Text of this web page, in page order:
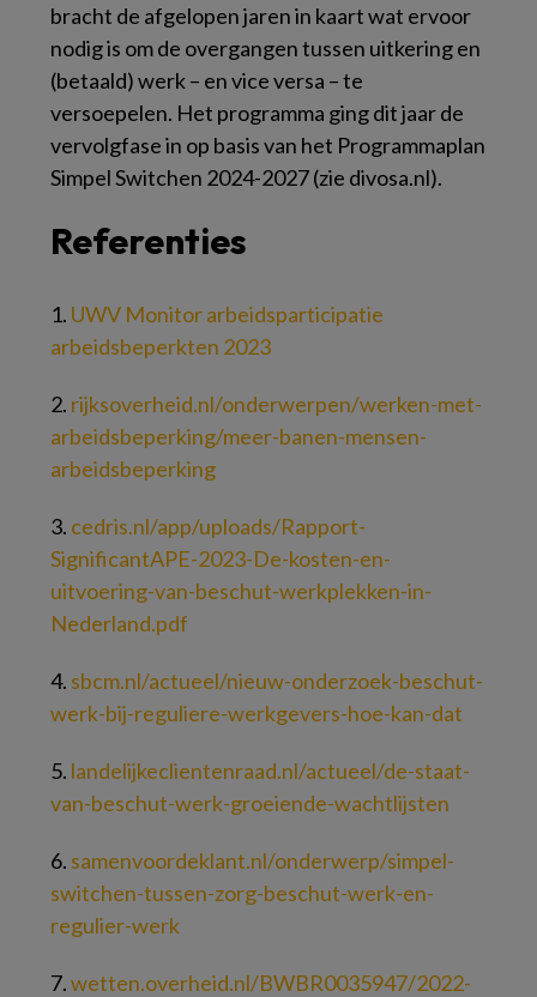
bracht de afgelopen jaren in kaart wat ervoor
nodig is om de overgangen tussen uitkering en
(betaald) werk – en vice versa – te
versoepelen. Het programma ging dit jaar de
vervolgfase in op basis van het Programmaplan
Simpel Switchen 2024-2027 (zie divosa.nl).
Referenties
1. UWV Monitor arbeidsparticipatie
arbeidsbeperkten 2023
2. rijksoverheid.nl/onderwerpen/werken-met-
arbeidsbeperking/meer-banen-mensen-
arbeidsbeperking
3. cedris.nl/app/uploads/Rapport-
SignificantAPE-2023-De-kosten-en-
uitvoering-van-beschut-werkplekken-in-
Nederland.pdf
4. sbcm.nl/actueel/nieuw-onderzoek-beschut-
werk-bij-reguliere-werkgevers-hoe-kan-dat
5. landelijkeclientenraad.nl/actueel/de-staat-
van-beschut-werk-groeiende-wachtlijsten
6. samenvoordeklant.nl/onderwerp/simpel-
switchen-tussen-zorg-beschut-werk-en-
regulier-werk
7.wetten.overheid.nl/BWBR0035947/2022-